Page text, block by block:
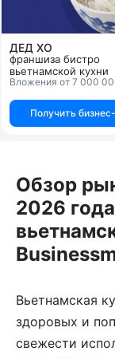
ДЕД ХО
франшиза бистро
вьетнамской кухни
Вложения от 7 000
Получить
Обзор
2026
Вьетнамская
здоровых и
свежести